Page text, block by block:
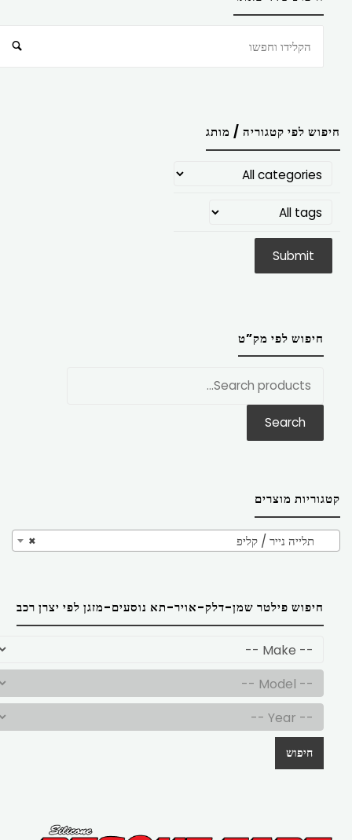
חיפוש לפי קטגוריה / מותג
חיפוש לפי מק”ט
Search
קטגוריות מוצרים
× תלייה נייר / קליפ
חיפוש פילטר שמן-דלק-אויר-תא נוסעים-מזגן לפי יצרן רכב
חיפוש